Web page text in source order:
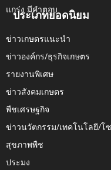
ประเภทยอดนิยม
ข่าวเกษตรแนะนำ
ข่าวองค์กร/ธุรกิจเกษตร
รายงานพิเศษ
ข่าวสังคมเกษตร
พืชเศรษฐกิจ
ข่าวนวัตกรรม/เทคโนโลยี/โ
สุขภาพพืช
ประมง